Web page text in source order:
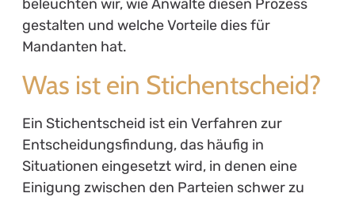
beleuchten wir, wie Anwälte diesen Prozess
gestalten und welche Vorteile dies für
Mandanten hat.
Was ist ein Stichentscheid?
Ein Stichentscheid ist ein Verfahren zur
Entscheidungsfindung, das häufig in
Situationen eingesetzt wird, in denen eine
Einigung zwischen den Parteien schwer zu